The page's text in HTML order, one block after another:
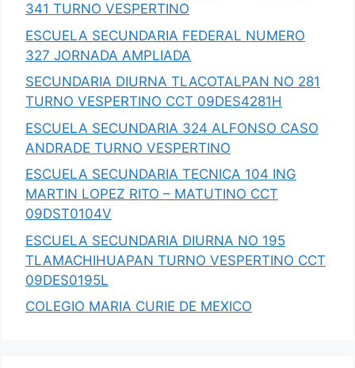
341 TURNO VESPERTINO
ESCUELA SECUNDARIA FEDERAL NUMERO
327 JORNADA AMPLIADA
SECUNDARIA DIURNA TLACOTALPAN NO 281
TURNO VESPERTINO CCT 09DES4281H
ESCUELA SECUNDARIA 324 ALFONSO CASO
ANDRADE TURNO VESPERTINO
ESCUELA SECUNDARIA TECNICA 104 ING
MARTIN LOPEZ RITO – MATUTINO CCT
09DST0104V
ESCUELA SECUNDARIA DIURNA NO 195
TLAMACHIHUAPAN TURNO VESPERTINO CCT
09DES0195L
COLEGIO MARIA CURIE DE MEXICO